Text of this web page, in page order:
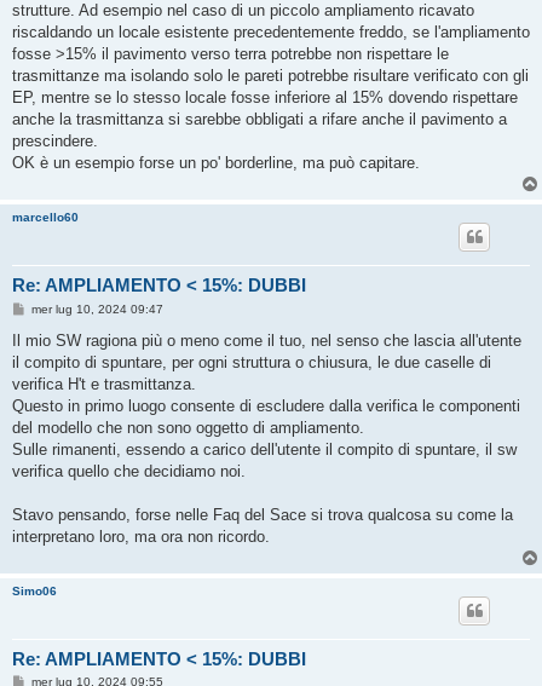
strutture. Ad esempio nel caso di un piccolo ampliamento ricavato
riscaldando un locale esistente precedentemente freddo, se l'ampliamento
fosse >15% il pavimento verso terra potrebbe non rispettare le
trasmittanze ma isolando solo le pareti potrebbe risultare verificato con gli
EP, mentre se lo stesso locale fosse inferiore al 15% dovendo rispettare
anche la trasmittanza si sarebbe obbligati a rifare anche il pavimento a
prescindere.
OK è un esempio forse un po' borderline, ma può capitare.
marcello60
Re: AMPLIAMENTO < 15%: DUBBI
M
s
a
g
i
o
mer lug 10, 2024 09:47
Il mio SW ragiona più o meno come il tuo, nel senso che lascia all'utente
il compito di spuntare, per ogni struttura o chiusura, le due caselle di
verifica H't e trasmittanza.
Questo in primo luogo consente di escludere dalla verifica le componenti
del modello che non sono oggetto di ampliamento.
Sulle rimanenti, essendo a carico dell'utente il compito di spuntare, il sw
verifica quello che decidiamo noi.
Stavo pensando, forse nelle Faq del Sace si trova qualcosa su come la
interpretano loro, ma ora non ricordo.
Simo06
Re: AMPLIAMENTO < 15%: DUBBI
Mmer lug 10, 2024 09:55